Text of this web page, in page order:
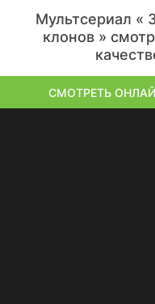
Мультсериал «
клонов »
СМОТРЕТЬ